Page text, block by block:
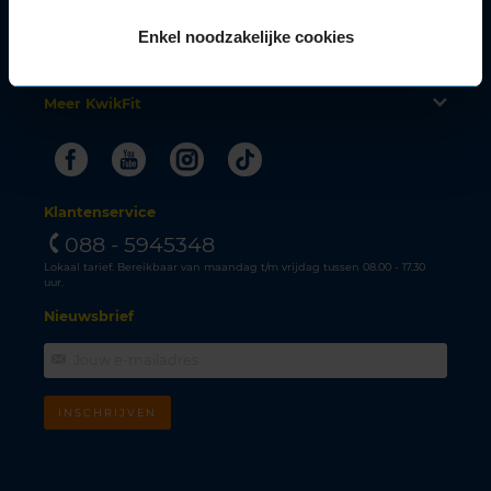
Enkel noodzakelijke cookies
Alle autoservices
Meer KwikFit
FacebookYoutubeInstagram
Tiktok
Klantenservice
088 - 5945348
Lokaal tarief. Bereikbaar van maandag t/m vrijdag tussen 08.00 - 17.30
uur.
Nieuwsbrief
INSCHRIJVEN